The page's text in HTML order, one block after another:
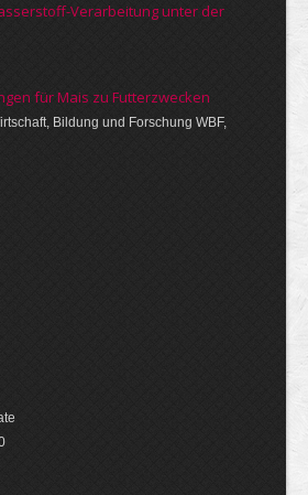
Verarbeitung unter der
für Mais zu Futterzwecken
Bildung und Forschung WBF,